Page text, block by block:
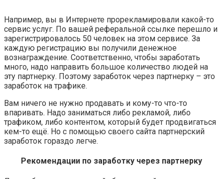
Например, вы в Интернете прорекламировали какой-то
сервис услуг. По вашей реферальной ссылке перешло и
зарегистрировалось 50 человек на этом сервисе. За
каждую регистрацию вы получили денежное
вознаграждение. Соответственно, чтобы заработать
много, надо направить большое количество людей на
эту партнерку. Поэтому заработок через партнерку – это
заработок на трафике.
Вам ничего не нужно продавать и кому-то что-то
впаривать. Надо заниматься либо рекламой, либо
трафиком, либо контентом, который будет продвигаться
кем-то ещё. Но с помощью своего сайта партнерский
заработок гораздо легче.
Рекомендации по заработку через партнерку